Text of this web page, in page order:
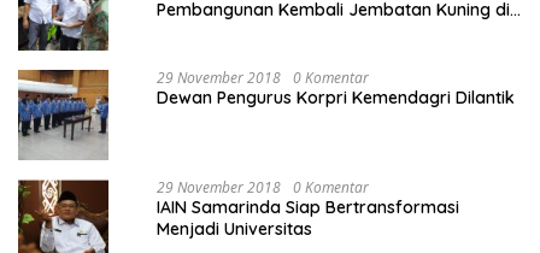
Pembangunan Kembali Jembatan Kuning di
29 November 2018 0 Komentar
Dewan Pengurus Korpri Kemendagri Dilantik
29 November 2018 0 Komentar
IAIN Samarinda Siap Bertransformasi
Menjadi Universitas